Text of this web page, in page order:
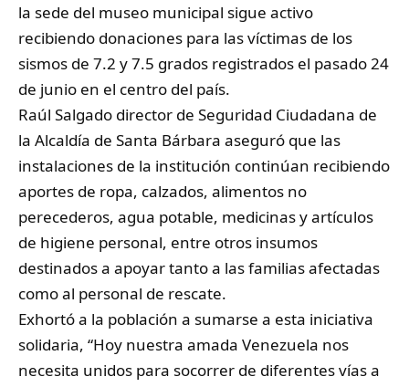
la sede del museo municipal sigue activo
recibiendo donaciones para las víctimas de los
sismos de 7.2 y 7.5 grados registrados el pasado 24
de junio en el centro del país.
Raúl Salgado director de Seguridad Ciudadana de
la Alcaldía de Santa Bárbara aseguró que las
instalaciones de la institución continúan recibiendo
aportes de ropa, calzados, alimentos no
perecederos, agua potable, medicinas y artículos
de higiene personal, entre otros insumos
destinados a apoyar tanto a las familias afectadas
como al personal de rescate.
Exhortó a la población a sumarse a esta iniciativa
solidaria, “Hoy nuestra amada Venezuela nos
necesita unidos para socorrer de diferentes vías a